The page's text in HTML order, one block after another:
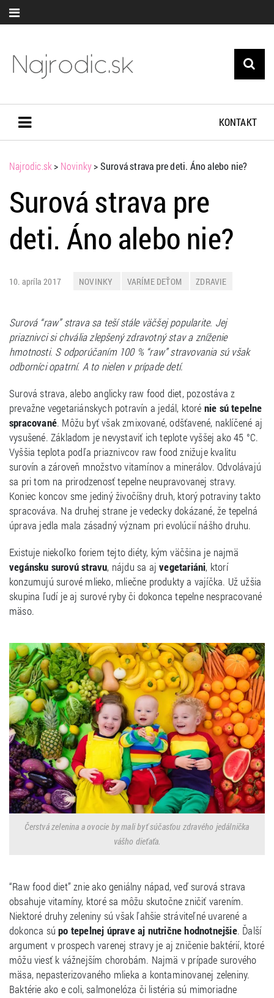
KONTAKT
Najrodic.sk> Novinky>Surová strava pre deti. Áno alebo nie?
Surová strava pre
deti. Áno alebo nie?
10. apríla 2017 NOVINKY VARÍME DEŤOM ZDRAVIE
Surová “raw” strava sa teší stále väčšej popularite. Jej
priaznivci si chvália zlepšený zdravotný stav a zníženie
hmotnosti. S odporúčaním 100 % “raw” stravovania sú však
odborníci opatrní. A to nielen v prípade detí.
Surová strava, alebo anglicky raw food diet, pozostáva z
prevažne vegetariánskych potravín a jedál, ktoré nie sú tepelne
spracované. Môžu byť však zmixované, odšťavené, naklíčené aj
vysušené. Základom je nevystaviť ich teplote vyššej ako 45 °C.
Vyššia teplota podľa priaznivcov raw food znižuje kvalitu
surovín a zároveň množstvo vitamínov a minerálov. Odvolávajú
sa pri tom na prirodzenosť tepelne neupravovanej stravy.
Koniec koncov sme jediný živočíšny druh, ktorý potraviny takto
spracováva. Na druhej strane je vedecky dokázané, že tepelná
úprava jedla mala zásadný význam pri evolúcií nášho druhu.
Existuje niekoľko foriem tejto diéty, kým väčšina je najmä
vegánsku surovú stravu, nájdu sa ajvegetariáni, ktorí
konzumujú surové mlieko, mliečne produkty a vajíčka. Už užšia
skupina ľudí je aj surové ryby či dokonca tepelne nespracované
mäso.
Čerstvá zelenina a ovocie by mali byť súčasťou zdravého jedálnička
vášho dieťaťa.
“Raw food diet” znie ako geniálny nápad, veď surová strava
obsahuje vitamíny, ktoré sa môžu skutočne zničiť varením.
Niektoré druhy zeleniny sú však ľahšie stráviteľné uvarené a
dokonca súpo tepelnej úprave aj nutrične hodnotnejšie. Ďalší
argument v prospech varenej stravy je aj zničenie baktérií, ktoré
môžu viesť k vážnejším chorobám. Najmä v prípade surového
mäsa, nepasterizovaného mlieka a kontaminovanej zeleniny.
Baktérie ako e coli, salmonelóza či listéria sú mimoriadne